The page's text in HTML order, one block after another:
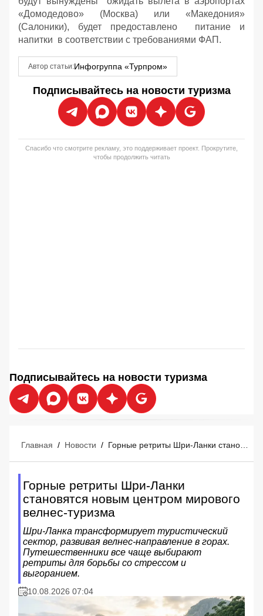
«Домодедово» (Москва) или «Македония»
(Салоники), будет предоставлено питание и
напитки в соответствии с требованиями ФАП.
Автор статьи:Инфогруппа «Турпром»
Подписывайтесь на новости туризма
Спасибо что смотрите рекламу, это поддерживает проект. Прокрутите,
чтобы продолжить читать
Подписывайтесь на новости туризма
Главная / Новости /
Горные ретриты Шри-Ланки
становятся новым центром мирового
велнес-туризма
Шри-Ланка трансформирует туристический
сектор, развивая велнес-направление в горах.
Путешественники все чаще выбирают
ретриты для борьбы со стрессом и
выгоранием.
10.08.2026 07:04